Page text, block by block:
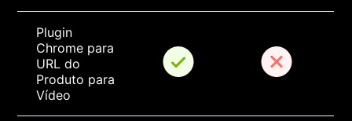
Plugin
Chrome para
URL do
Produto para
Vídeo